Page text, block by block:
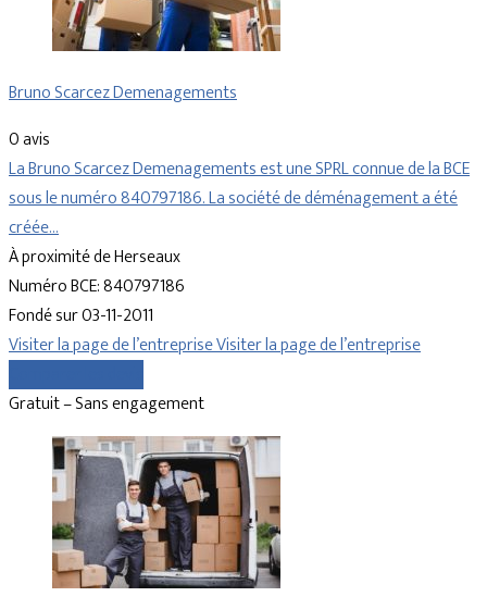
Bruno Scarcez Demenagements
0 avis
La Bruno Scarcez Demenagements est une SPRL connue de la BCE
sous le numéro 840797186. La société de déménagement a été
créée…
À proximité de Herseaux
Numéro BCE: 840797186
Fondé sur 03-11-2011
Visiter la page de l’entrepriseVisiter la page de l’entreprise
Gratuit – Sans engagement